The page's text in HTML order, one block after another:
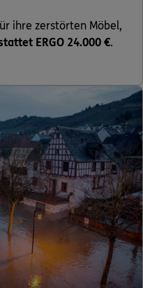
ihre zerstörten Möbel,
ERGO 24.000 €.